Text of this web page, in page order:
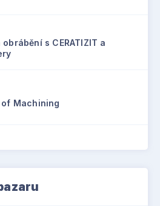
obrábění s CERATIZIT a
of Machining